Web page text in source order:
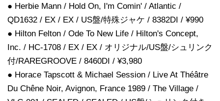
● Herbie Mann / Hold On, I'm Comin' / Atlantic /
QD1632 / EX / EX / US盤/特殊ジャケ / 8382DI / ¥990
● Hilton Felton / Ode To New Life / Hilton's Concept,
Inc. / HC-1708 / EX / EX / オリジナル/US盤/シュリンク
付/RAREGROOVE / 8460DI / ¥3,980
● Horace Tapscott & Michael Session / Live At Théâtre
Du Chêne Noir, Avignon, France 1989 / The Village /